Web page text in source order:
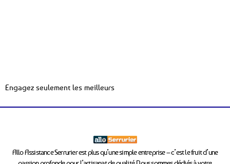
Engagez seulement les meilleurs
Allo Assistance Serrurier est plus qu’une simple entreprise – c’est le fruit d’une